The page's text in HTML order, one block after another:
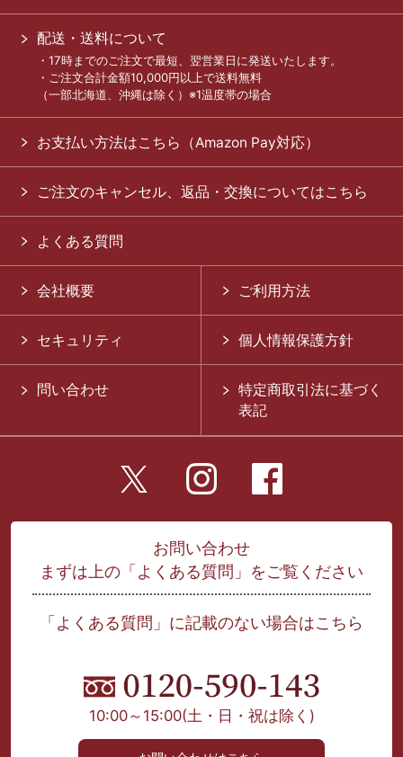
配送・送料について
・17時までのご注文で最短、翌営業日に発送いたします。
・ご注文合計金額10,000円以上で送料無料
（一部北海道、沖縄は除く）※1温度帯の場合
お支払い方法はこちら（Amazon Pay対応）
ご注文のキャンセル、返品・交換についてはこちら
よくある質問
会社概要 ご利用方法
セキュリティ 個人情報保護方針
問い合わせ
特定商取引法に基づく
表記
お問い合わせ
まずは上の「よくある質問」をご覧ください
「よくある質問」に記載のない場合はこちら
10:00～15:00(土・日・祝は除く)